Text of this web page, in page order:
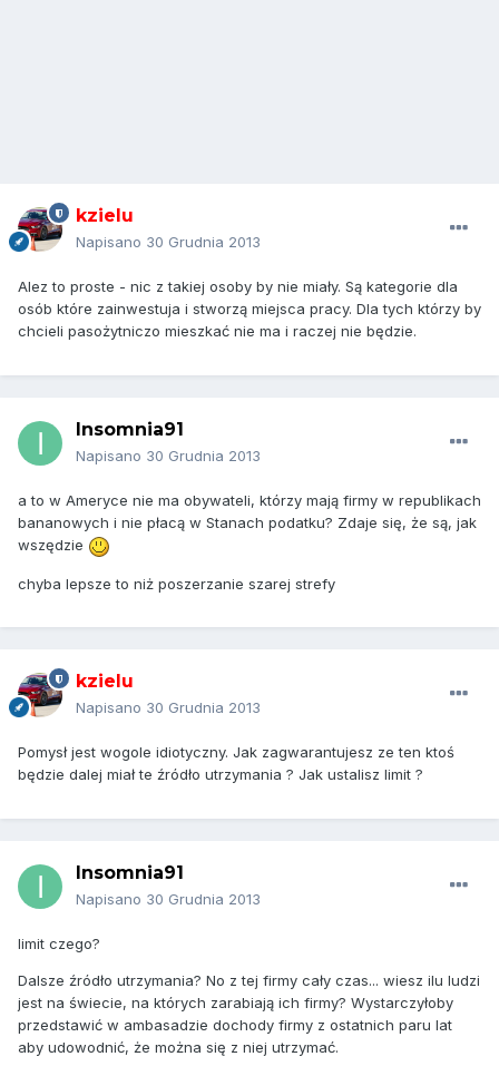
kzielu
Napisano 30 Grudnia 2013
Alez to proste - nic z takiej osoby by nie miały. Są kategorie dla
osób które zainwestuja i stworzą miejsca pracy. Dla tych którzy by
chcieli pasożytniczo mieszkać nie ma i raczej nie będzie.
Insomnia91
Napisano 30 Grudnia 2013
a to w Ameryce nie ma obywateli, którzy mają firmy w republikach
bananowych i nie płacą w Stanach podatku? Zdaje się, że są, jak
wszędzie
chyba lepsze to niż poszerzanie szarej strefy
kzielu
Napisano 30 Grudnia 2013
Pomysł jest wogole idiotyczny. Jak zagwarantujesz ze ten ktoś
będzie dalej miał te źródło utrzymania ? Jak ustalisz limit ?
Insomnia91
Napisano 30 Grudnia 2013
limit czego?
Dalsze źródło utrzymania? No z tej firmy cały czas... wiesz ilu ludzi
jest na świecie, na których zarabiają ich firmy? Wystarczyłoby
przedstawić w ambasadzie dochody firmy z ostatnich paru lat
aby udowodnić, że można się z niej utrzymać.